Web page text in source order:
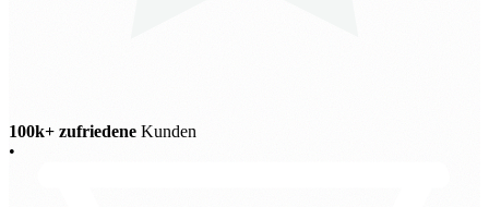
100k+ zufriedene Kunden
•